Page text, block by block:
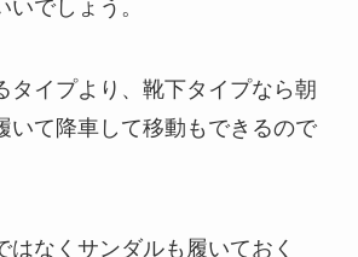
でしょう。
タイプより、靴下タイプなら朝
いて降車して移動もできるので
はなくサンダルも履いておく